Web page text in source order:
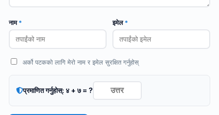
नाम* इमेल*
अर्को पटकको लागि मेरो नाम र इमेल सुरक्षित गर्नुहोस्
प्रमाणित गर्नुहोस्: ४ + ७ = ?